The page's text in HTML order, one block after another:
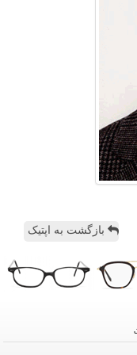
بازگشت به اپتیک